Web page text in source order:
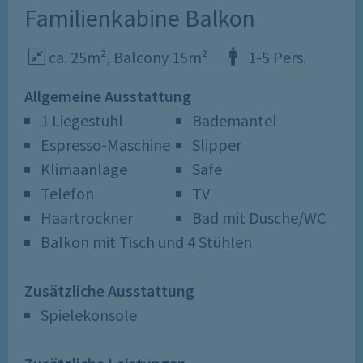
Familienkabine Balkon
ca. 25m², Balcony 15m² 1-5 Pers.
Allgemeine Ausstattung
1 Liegestuhl
Bademantel
Espresso-Maschine
Slipper
Klimaanlage
Safe
Telefon
TV
Haartrockner
Bad mit Dusche/WC
Balkon mit Tisch und 4 Stühlen
Zusätzliche Ausstattung
Spielekonsole